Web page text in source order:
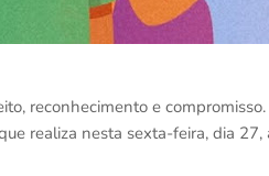
reconhecimento e
realiza nesta sexta-feira, dia